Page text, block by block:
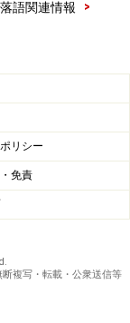
落語関連情報
>
リシー
免責
複写・転載・公衆送信等